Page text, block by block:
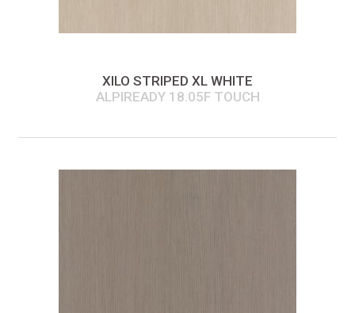
XILO STRIPED XL WHITE
ALPIREADY 18.05F TOUCH